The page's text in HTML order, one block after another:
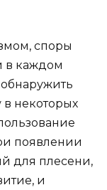
споры
в каждом
некоторых
появлении
для плесени,
и